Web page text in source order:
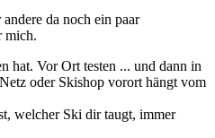
da noch ein paar
mich.
hat. Vor Ort testen ... und dann in
oder Skishop vorort hängt vom
welcher Ski dir taugt, immer